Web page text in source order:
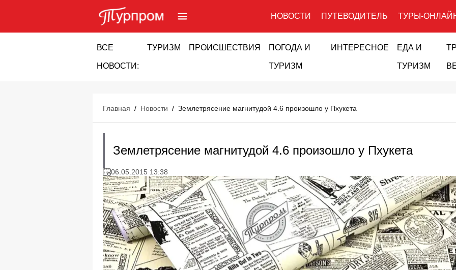
НОВОСТИ ПУТЕВОДИТЕЛЬ ТУРЫ-
ВСЕ
НОВОСТИ:
ТУРИЗМ ПРОИСШЕСТВИЯ ПОГОДА И
ТУРИЗМ
ИНТЕРЕСНОЕ ЕДА И
ТУРИЗМ
Главная / Новости / Землетрясение магнитудой 4.6 произошло у Пхукета
Землетрясение магнитудой 4.6 произошло у Пхукета
06.05.2015 13:38